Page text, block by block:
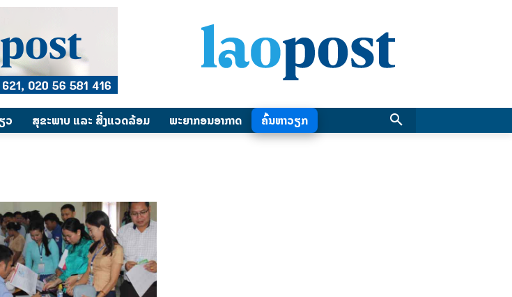
ວ ສຸຂະພາບ ແລະ ສີ່ງແວດລ້ອມ ພະຍາກອນອາກາດ ຄົ້ນຫາວຽກ